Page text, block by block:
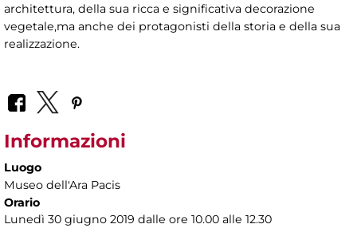
architettura, della sua ricca e significativa decorazione
vegetale,ma anche dei protagonisti della storia e della sua
realizzazione.
Informazioni
Luogo
Museo dell'Ara Pacis
Orario
Lunedì 30 giugno 2019 dalle ore 10.00 alle 12.30